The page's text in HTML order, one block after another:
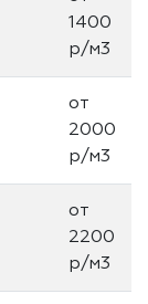
1400
р/м3
от
2000
р/м3
от
2200
р/м3